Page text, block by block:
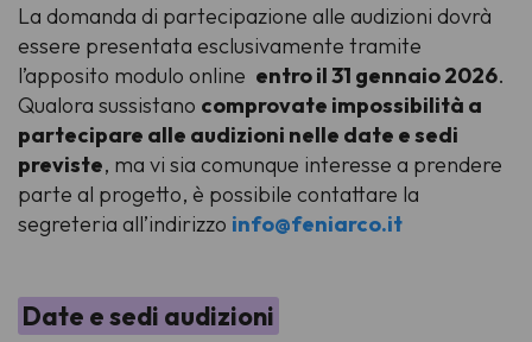
La domanda di partecipazione alle audizioni dovrà
essere presentata esclusivamente tramite
l’apposito modulo online entro il 31 gennaio 2026.
Qualora sussistano comprovate impossibilità a
partecipare alle audizioni nelle date e sedi
previste, ma vi sia comunque interesse a prendere
parte al progetto, è possibile contattare la
segreteria all’indirizzo info@feniarco.it
Date e sedi audizioni